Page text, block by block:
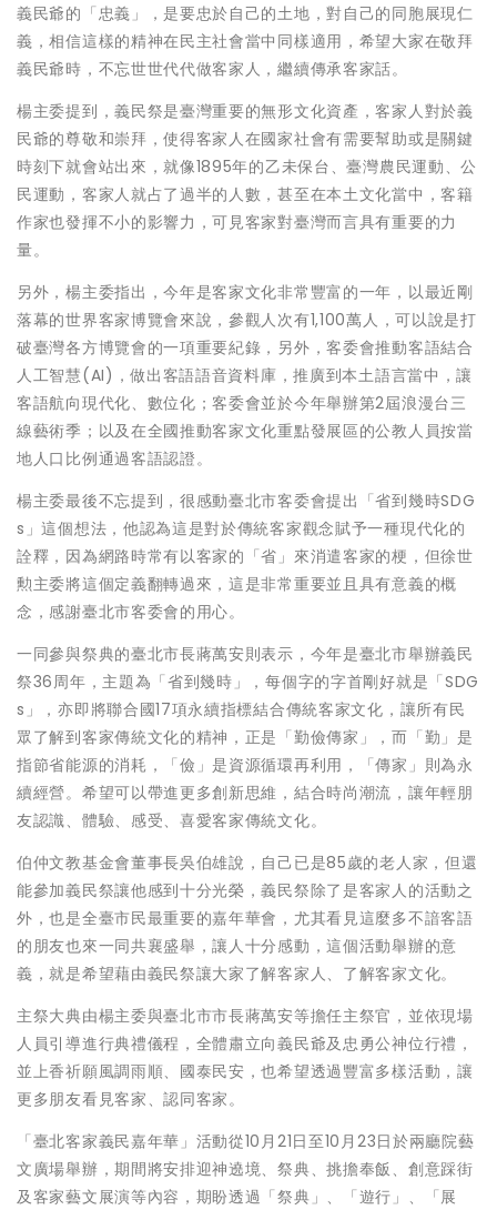
義民爺的「忠義」，是要忠於自己的土地，對自己的同胞展現仁
義，相信這樣的精神在民主社會當中同樣適用，希望大家在敬拜
義民爺時，不忘世世代代做客家人，繼續傳承客家話。
楊主委提到，義民祭是臺灣重要的無形文化資產，客家人對於義
民爺的尊敬和崇拜，使得客家人在國家社會有需要幫助或是關鍵
時刻下就會站出來，就像1895年的乙未保台、臺灣農民運動、公
民運動，客家人就占了過半的人數，甚至在本土文化當中，客籍
作家也發揮不小的影響力，可見客家對臺灣而言具有重要的力
量。
另外，楊主委指出，今年是客家文化非常豐富的一年，以最近剛
落幕的世界客家博覽會來說，參觀人次有1,100萬人，可以說是打
破臺灣各方博覽會的一項重要紀錄，另外，客委會推動客語結合
人工智慧(AI)，做出客語語音資料庫，推廣到本土語言當中，讓
客語航向現代化、數位化；客委會並於今年舉辦第2屆浪漫台三
線藝術季；以及在全國推動客家文化重點發展區的公教人員按當
地人口比例通過客語認證。
楊主委最後不忘提到，很感動臺北市客委會提出「省到幾時SDG
s」這個想法，他認為這是對於傳統客家觀念賦予一種現代化的
詮釋，因為網路時常有以客家的「省」來消遣客家的梗，但徐世
勲主委將這個定義翻轉過來，這是非常重要並且具有意義的概
念，感謝臺北市客委會的用心。
一同參與祭典的臺北市長蔣萬安則表示，今年是臺北市舉辦義民
祭36周年，主題為「省到幾時」，每個字的字首剛好就是「SDG
s」，亦即將聯合國17項永續指標結合傳統客家文化，讓所有民
眾了解到客家傳統文化的精神，正是「勤儉傳家」，而「勤」是
指節省能源的消耗，「儉」是資源循環再利用，「傳家」則為永
續經營。希望可以帶進更多創新思維，結合時尚潮流，讓年輕朋
友認識、體驗、感受、喜愛客家傳統文化。
伯仲文教基金會董事長吳伯雄說，自己已是85歲的老人家，但還
能參加義民祭讓他感到十分光榮，義民祭除了是客家人的活動之
外，也是全臺市民最重要的嘉年華會，尤其看見這麼多不諳客語
的朋友也來一同共襄盛舉，讓人十分感動，這個活動舉辦的意
義，就是希望藉由義民祭讓大家了解客家人、了解客家文化。
主祭大典由楊主委與臺北市市長蔣萬安等擔任主祭官，並依現場
人員引導進行典禮儀程，全體肅立向義民爺及忠勇公神位行禮，
並上香祈願風調雨順、國泰民安，也希望透過豐富多樣活動，讓
更多朋友看見客家、認同客家。
「臺北客家義民嘉年華」活動從10月21日至10月23日於兩廳院藝
文廣場舉辦，期間將安排迎神遶境、祭典、挑擔奉飯、創意踩街
及客家藝文展演等內容，期盼透過「祭典」、「遊行」、「展